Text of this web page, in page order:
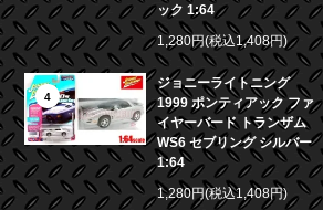
ック 1:64
1,280円(税込1,408円)
4
ジョニーライトニング
1999 ポンティアック ファ
イヤーバード トランザム
WS6 セブリング シルバー
1:64
1,280円(税込1,408円)